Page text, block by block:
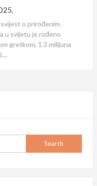
o prirođenim
u svijetu je rođeno
greškom, 1.3 milijuna